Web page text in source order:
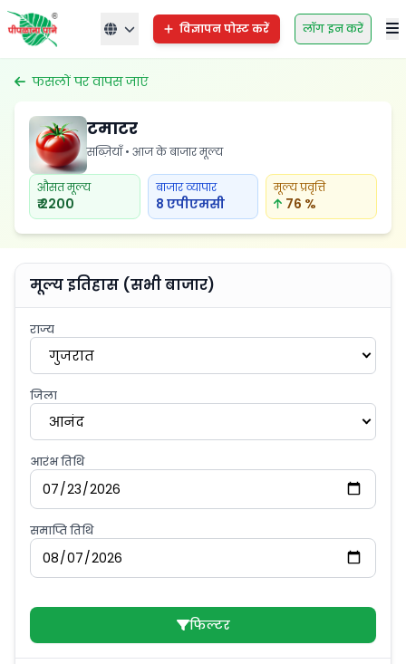
विज्ञापन पोस्ट करें लॉग इन करें
फसलों पर वापस जाएं
टमाटर
सब्ज़ियाँ • आज के बाजार मूल्य
औसत मूल्य
₹ 2200
बाजार व्यापार
8 एपीएमसी
मूल्य प्रवृत्ति
76 %
मूल्य इतिहास (सभी बाजार)
राज्य
गुजरात
जिला
आनंद
आरंभ तिथि
समाप्ति तिथि
फिल्टर